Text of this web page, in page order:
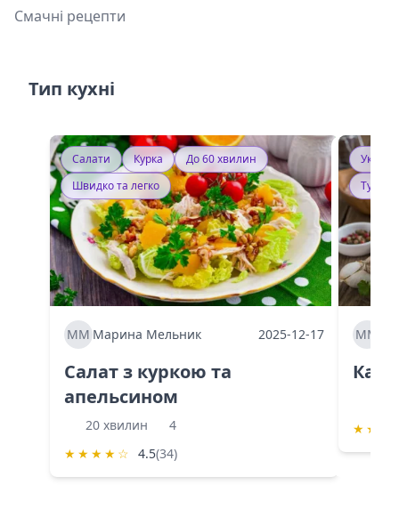
Смачні рецепти
Тип кухні
Салати Курка
До 60 хвилин
Швидко та легко
ММ Марина Мельник 2025-12-17
Салат з куркою та
апельсином
20 хвилин
4
★ ★ ★ ★ ☆ 4.5(34)
ММ
★ ★